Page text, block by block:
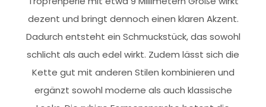
dezent und bringt dennoch einen klaren Akzent.
Dadurch entsteht ein Schmuckstück, das sowohl
schlicht als auch edel wirkt. Zudem lässt sich die
Kette gut mit anderen Stilen kombinieren und
ergänzt sowohl moderne als auch klassische